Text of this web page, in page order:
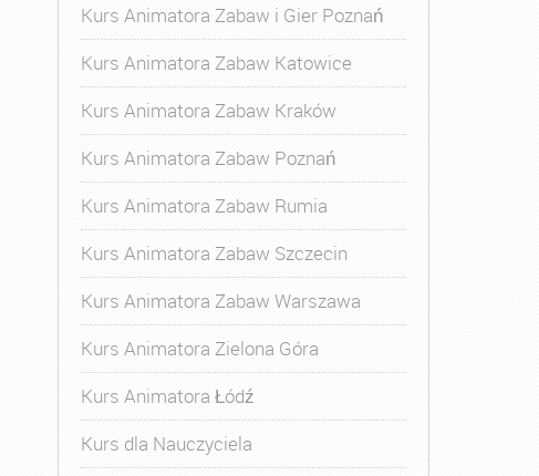
Kurs Animatora Zabaw i Gier Poznań
Kurs Animatora Zabaw Katowice
Kurs Animatora Zabaw Kraków
Kurs Animatora Zabaw Poznań
Kurs Animatora Zabaw Rumia
Kurs Animatora Zabaw Szczecin
Kurs Animatora Zabaw Warszawa
Kurs Animatora Zielona Góra
Kurs Animatora Łódź
Kurs dla Nauczyciela